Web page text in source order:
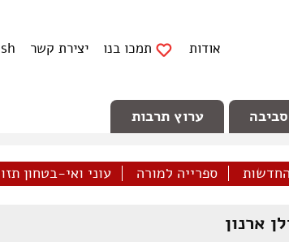
אודות תמכו בנו יצירת קשר
ערוץ תרבות
ספרייה למורה עוני ואי-בטחון
ארנון